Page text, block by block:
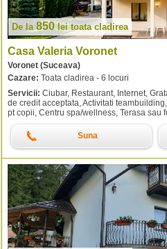
De la 850 lei toata cladirea
Casa Valeria Voronet
Voronet (Suceava)
Cazare: Toata cladirea - 6 locuri
Servicii: Ciubar, Restaurant, Internet,
de credit acceptata, Activitati
pt copii, Centru spa/wellness, Terasa sau
Suna